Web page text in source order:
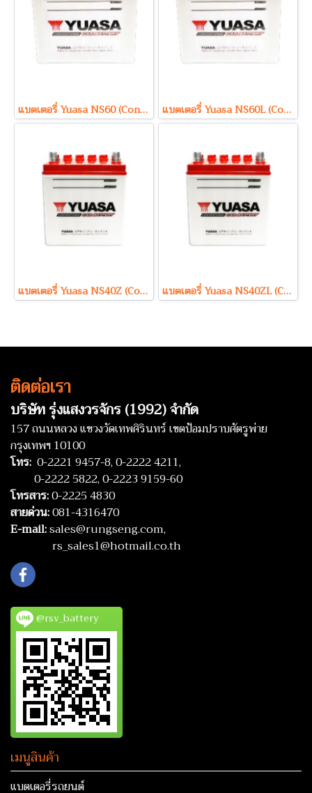
แบตเตอรี่ Yuasa NS60 (Conventional Type) 12V 45Ah แบตเตอรี่ Yuasa NS60L (Conventional Type) 12V 45Ah
แบตเตอรี่ Yuasa NS40Z (Conventional Type) 12V 35Ah แบตเตอรี่ Yuasa NS40ZL (Conventional Type) 12V 35Ah
ติดต่อเรา
บริษัท รุ่งแสงวรจักร (1992) จำกัด
157 ถนนหลวง แขวงวัดเทพศิรินทร์ เขตป้อมปราบศัตรูพ่าย
กรุงเทพฯ 10100
โทร: 0-2221 9457-8,0-2222 4211,
0-2222 5822,0-2223 9159-60
โทรสาร:0-2225 4830
สายด่วน:081-4316470
E-mail:sales@rungseng.com,
rs_sales1@hotmail.co.th
@rsv_battery
เมนูสินค้า
แบตเตอรี่รถยนต์